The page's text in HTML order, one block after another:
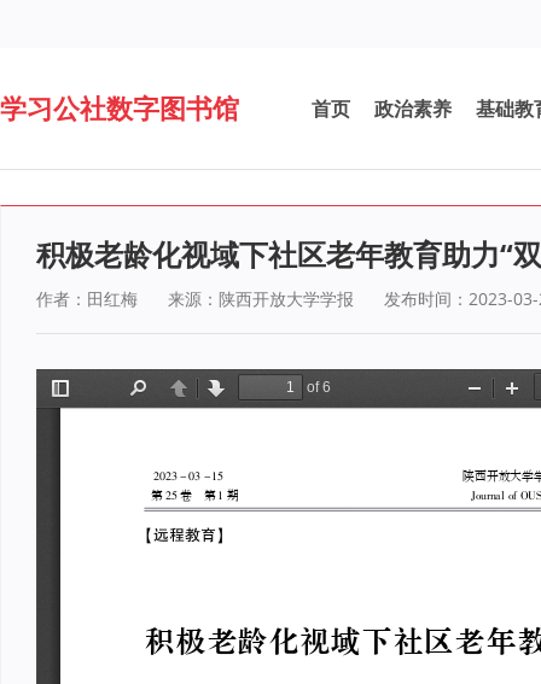
学习公社数字图书馆 首页 政治素养 基础教
积极老龄化视域下社区老年教育助力“
作者：田红梅 来源：陕西开放大学学报 发布时间：2023-